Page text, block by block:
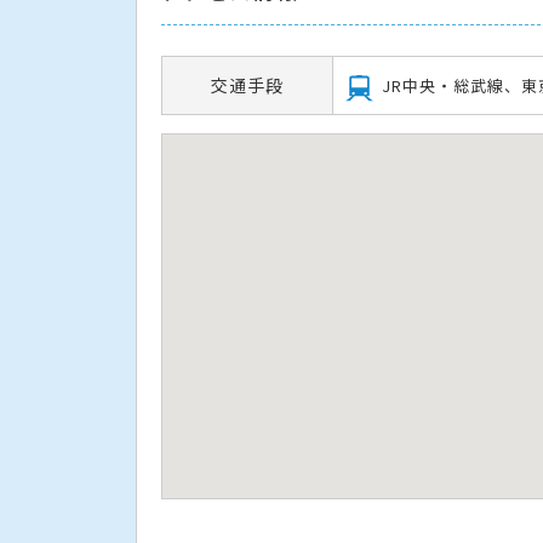
交通手段 JR中央・総武線、